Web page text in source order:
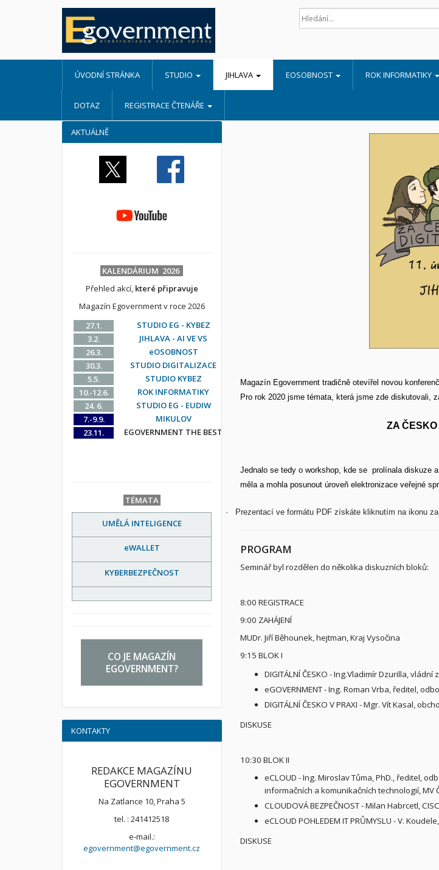
ÚVODNÍ STRÁNKA STUDIO JIHLAVA EOSOBNOST ROK INFORMATIKY
DOTAZ REGISTRACE ČTENÁŘE
Magazín Egovernment tradičně otevířel novou
Pro rok 2020 jsme témata, která jsme zde diskutovali,
ZA ČESKO
Jednalo se tedy o workshop, kde se prolínala diskuze
měla a mohla posunout úroveň elektronizace veřejné
· Prezentací ve formátu PDF získáte kliknutím na ikonu
PROGRAM
Seminář byl rozdělen do několika diskuzních bloků:
8:00 REGISTRACE
9:00 ZAHÁJENÍ
MUDr. Jiří Běhounek, hejtman, Kraj Vysočina
9:15 BLOK I
DIGITÁLNÍ ČESKO - Ing.Vladimír Dzurilla,
eGOVERNMENT - Ing. Roman Vrba, ředitel,
DIGITÁLNÍ ČESKO V PRAXI - Mgr. Vít Kasal,
DISKUSE
10:30 BLOK II
eCLOUD - Ing. Miroslav Tůma, PhD., ředitel,
informačních a komunikačních technologií, MV
CLOUDOVÁ BEZPEČNOST - Milan Habrcetl,
eCLOUD POHLEDEM IT PRŮMYSLU - V.
DISKUSE
AKTUÁLNĚ
KALENDÁRIUM 2026
Přehled akcí, které připravuje
Magazín Egovernment v roce 2026
27.1.
STUDIO EG - KYBEZ
3.2.
JIHLAVA - AI VE VS
26.3.
eOSOBNOST
30.3.
STUDIO DIGITALIZACE
5.5.
STUDIO KYBEZ
10.-12.6.
ROK INFORMATIKY
24. 6.
STUDIO EG - EUDIW
7.-9.9.
MIKULOV
23.11.
EGOVERNMENT THE BEST
TÉMATA
UMĚLÁ INTELIGENCE
eWALLET
KYBERBEZPEČNOST
CO JE MAGAZÍN
EGOVERNMENT?
KONTAKTY
REDAKCE MAGAZÍNU
EGOVERNMENT
Na Zatlance 10, Praha 5
tel. : 241412518
e-mail.:
egovernment@egovernment.cz